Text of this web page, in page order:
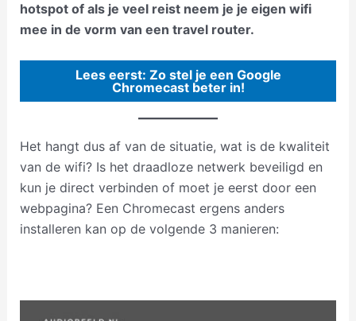
hotspot of als je veel reist neem je je eigen wifi
mee in de vorm van een travel router.
Lees eerst: Zo stel je een Google
Chromecast beter in!
Het hangt dus af van de situatie, wat is de kwaliteit
van de wifi? Is het draadloze netwerk beveiligd en
kun je direct verbinden of moet je eerst door een
webpagina? Een Chromecast ergens anders
installeren kan op de volgende 3 manieren: